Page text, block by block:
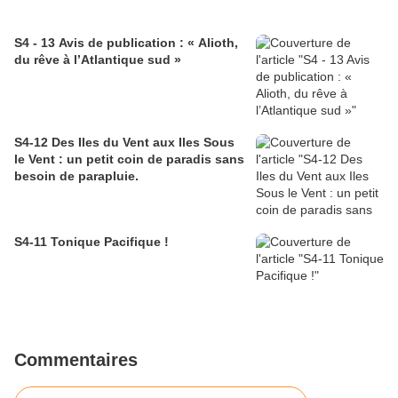
S4 - 13 Avis de publication : « Alioth,
du rêve à l’Atlantique sud »
S4-12 Des Iles du Vent aux Iles Sous
le Vent : un petit coin de paradis sans
besoin de parapluie.
S4-11 Tonique Pacifique !
Commentaires